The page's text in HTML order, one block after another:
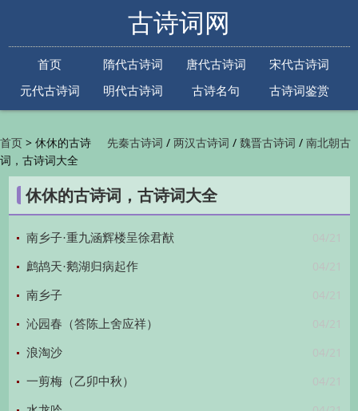
古诗词网
首页 隋代古诗词 唐代古诗词
宋代古诗词
元代古诗词
明代古诗词 古诗名句
古诗词鉴赏
先秦古诗词 /两汉古诗词 /魏晋古诗词 /南北朝古
代古诗词/金朝古诗词/元代古诗词/明代古诗词
/清代古诗词/近现代古诗词
鉴赏/古诗下一句/古诗上一句/
首页 > 休休的古诗
词，古诗词大全
休休的古诗词，古诗词大全
04/21
南乡子·重九涵辉楼呈徐君猷
04/21
鹧鸪天·鹅湖归病起作
04/21
南乡子
04/21
沁园春（答陈上舍应祥）
04/21
浪淘沙
04/21
一剪梅（乙卯中秋）